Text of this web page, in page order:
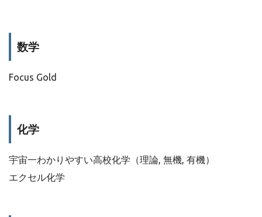
数学
Focus Gold
化学
宇宙一わかりやすい高校化学（理論, 無機, 有機）
エクセル化学